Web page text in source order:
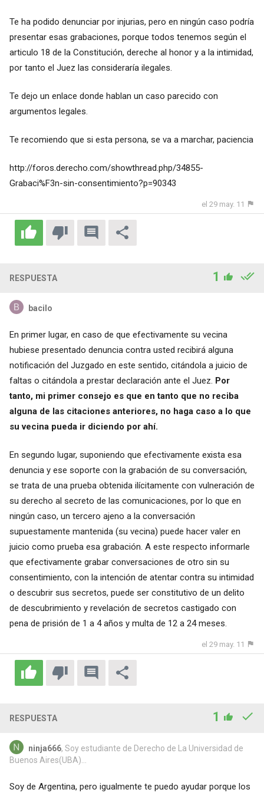
Te ha podido denunciar por injurias, pero en ningún caso podría
presentar esas grabaciones, porque todos tenemos según el
articulo 18 de la Constitución, dereche al honor y a la intimidad,
por tanto el Juez las consideraría ilegales.
Te dejo un enlace donde hablan un caso parecido con
argumentos legales.
Te recomiendo que si esta persona, se va a marchar, paciencia
http://foros.derecho.com/showthread.php/34855-
Grabaci%F3n-sin-consentimiento?p=90343
el 29 may. 11
RESPUESTA 1
bacilo
En primer lugar, en caso de que efectivamente su vecina
hubiese presentado denuncia contra usted recibirá alguna
notificación del Juzgado en este sentido, citándola a juicio de
faltas o citándola a prestar declaración ante el Juez. Por
tanto, mi primer consejo es que en tanto que no reciba
alguna de las citaciones anteriores, no haga caso a lo que
su vecina pueda ir diciendo por ahí.
En segundo lugar, suponiendo que efectivamente exista esa
denuncia y ese soporte con la grabación de su conversación,
se trata de una prueba obtenida ilícitamente con vulneración de
su derecho al secreto de las comunicaciones, por lo que en
ningún caso, un tercero ajeno a la conversación
supuestamente mantenida (su vecina) puede hacer valer en
juicio como prueba esa grabación. A este respecto informarle
que efectivamente grabar conversaciones de otro sin su
consentimiento, con la intención de atentar contra su intimidad
o descubrir sus secretos, puede ser constitutivo de un delito
de descubrimiento y revelación de secretos castigado con
pena de prisión de 1 a 4 años y multa de 12 a 24 meses.
el 29 may. 11
RESPUESTA 1
ninja666, Soy estudiante de Derecho de La Universidad de
Buenos Aires(UBA)...
Soy de Argentina, pero igualmente te puedo ayudar porque los